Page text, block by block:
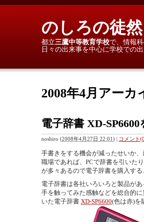
のしろの徒
都立三鷹中等教育学校で、情報
日々の出来事を中心に学校で
2008年4月アーカ
電子辞書 XD-SP6600
noshiro (2008年4月27日 22:01) | コメント
手書きをする機会が減ったせいか
職場であれば、PCで辞書を引いた
が多々あるので電子辞書を購入する
電子辞書は各社いろいろと製品が
手を触ってみた感触などを総合的に
いた電子辞書 XD-SP6600(色は赤)を